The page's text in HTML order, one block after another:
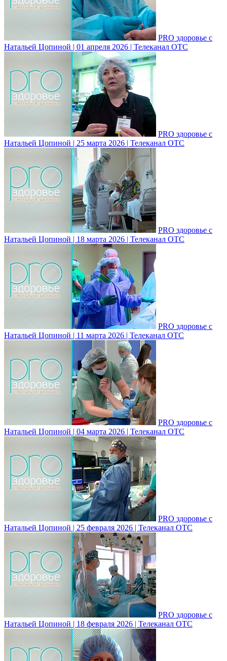
PRO здоровье с
Натальей Цопиной | 01 апреля 2026 | Телеканал ОТС
PRO здоровье с
Натальей Цопиной | 25 марта 2026 | Телеканал ОТС
PRO здоровье с
Натальей Цопиной | 18 марта 2026 | Телеканал ОТС
PRO здоровье с
Натальей Цопиной | 11 марта 2026 | Телеканал ОТС
PRO здоровье с
Натальей Цопиной | 04 марта 2026 | Телеканал ОТС
PRO здоровье с
Натальей Цопиной | 25 февраля 2026 | Телеканал ОТС
PRO здоровье с
Натальей Цопиной | 18 февраля 2026 | Телеканал ОТС